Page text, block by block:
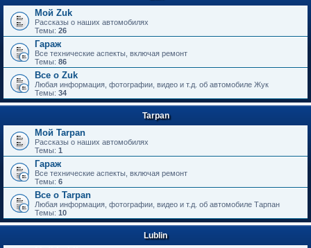
Мой Zuk
Рассказы о наших автомобилях
Темы: 26
Гараж
Все технические аспекты, включая ремонт
Темы: 86
Все о Zuk
Любая информация, фотографии, видео и т.д. об автомобиле Жук
Темы: 34
Tarpan
Мой Tarpan
Рассказы о наших автомобилях
Темы: 1
Гараж
Все технические аспекты, включая ремонт
Темы: 6
Все о Tarpan
Любая информация, фотографии, видео и т.д. об автомобиле Тарпан
Темы: 10
Lublin